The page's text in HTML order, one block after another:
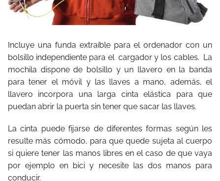
Incluye una funda extraíble para el ordenador con un
bolsillo independiente para el cargador y los cables. La
mochila dispone de bolsillo y un llavero en la banda
para tener el móvil y las llaves a mano, además, el
llavero incorpora una larga cinta elástica para que
puedan abrir la puerta sin tener que sacar las llaves.
La cinta puede fijarse de diferentes formas según les
resulte más cómodo, para que quede sujeta al cuerpo
si quiere tener las manos libres en el caso de que vaya
por ejemplo en bici y necesite las dos manos para
conducir.